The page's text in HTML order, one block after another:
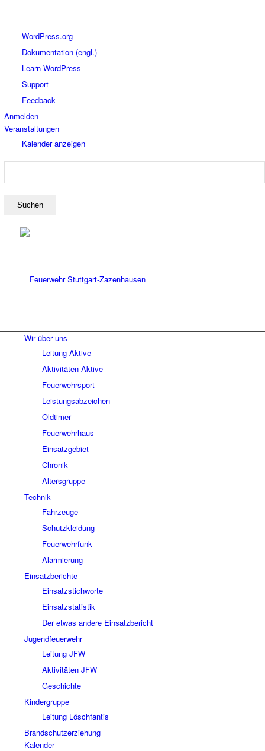
WordPress
WordPress.org
Dokumentation (engl.)
Learn WordPress
Support
Feedback
Anmelden
Veranstaltungen
Kalender anzeigen
Suchen
Wir über uns
Leitung Aktive
Aktivitäten Aktive
Feuerwehrsport
Leistungsabzeichen
Oldtimer
Feuerwehrhaus
Einsatzgebiet
Chronik
Altersgruppe
Technik
Fahrzeuge
Schutzkleidung
Feuerwehrfunk
Alarmierung
Einsatzberichte
Einsatzstichworte
Einsatzstatistik
Der etwas andere Einsatzbericht
Jugendfeuerwehr
Leitung JFW
Aktivitäten JFW
Geschichte
Kindergruppe
Leitung Löschfantis
Brandschutzerziehung
Kalender